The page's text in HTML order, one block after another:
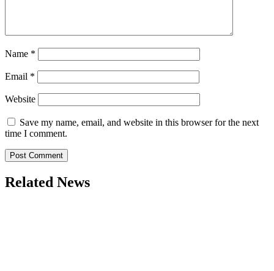
Name *
Email *
Website
Save my name, email, and website in this browser for the next
time I comment.
Related News